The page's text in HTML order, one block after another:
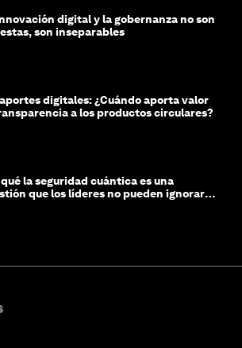
digital y la gobernanza no son
son inseparables
digitales: ¿Cuándo aporta valor
a los productos circulares?
qué la seguridad cuántica es una
que los líderes no pueden ignorar